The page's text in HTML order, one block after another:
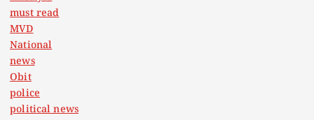
must read
MVD
National
news
Obit
police
political news